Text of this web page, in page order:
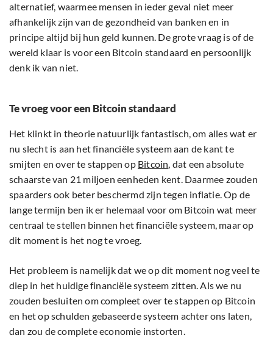
alternatief, waarmee mensen in ieder geval niet meer
afhankelijk zijn van de gezondheid van banken en in
principe altijd bij hun geld kunnen. De grote vraag is of de
wereld klaar is voor een Bitcoin standaard en persoonlijk
denk ik van niet.
Te vroeg voor een Bitcoin standaard
Het klinkt in theorie natuurlijk fantastisch, om alles wat er
nu slecht is aan het financiële systeem aan de kant te
smijten en over te stappen op Bitcoin, dat een absolute
schaarste van 21 miljoen eenheden kent. Daarmee zouden
spaarders ook beter beschermd zijn tegen inflatie. Op de
lange termijn ben ik er helemaal voor om Bitcoin wat meer
centraal te stellen binnen het financiële systeem, maar op
dit moment is het nog te vroeg.
Het probleem is namelijk dat we op dit moment nog veel te
diep in het huidige financiële systeem zitten. Als we nu
zouden besluiten om compleet over te stappen op Bitcoin
en het op schulden gebaseerde systeem achter ons laten,
dan zou de complete economie instorten.